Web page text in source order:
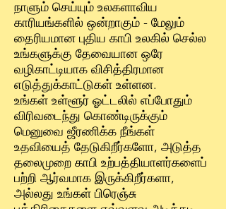
நாளும் செய்யும் உலகளாவிய
காரியங்களில் ஒன்றாகும் - மேலும்
தைரியமான புதிய காபி உலகில் செல்ல
உங்களுக்கு தேவையான ஒரே
வழிகாட்டியாக விசித்திரமான
எடுத்துக்காட்டுகள் உள்ளன.
உங்கள் உள்ளூர் ஓட்டலில் எப்போதும்
விரிவடைந்து கொண்டிருக்கும்
மெனுவை ஜீரணிக்க நீங்கள்
உதவியைத் தேடுகிறீர்களோ, அடுத்த
தலைமுறை காபி உற்பத்தியாளர்களைப்
பற்றி ஆர்வமாக இருக்கிறீர்களா,
அல்லது உங்கள் பிரெஞ்சு